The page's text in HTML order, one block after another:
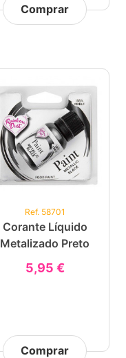
Comprar
Ref. 58701
Corante Líquido
Metalizado Preto
5,95 €
Comprar